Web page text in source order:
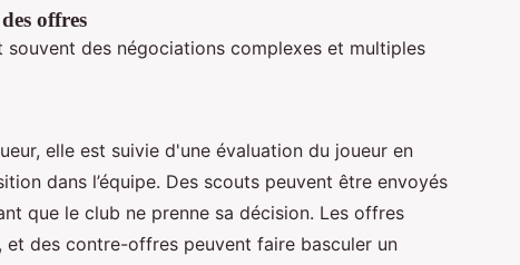
offres
des négociations complexes et multiples
elle est suivie d'une évaluation du joueur en
dans l’équipe. Des scouts peuvent être envoyés
que le club ne prenne sa décision. Les offres
et des contre-offres peuvent faire basculer un